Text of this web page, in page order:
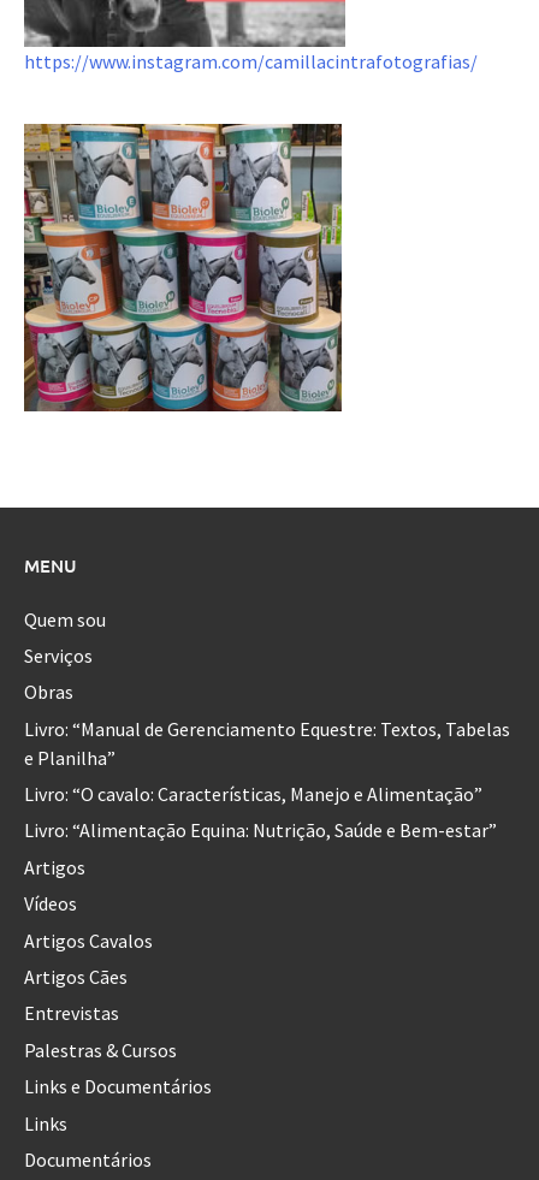
https://www.instagram.com/camillacintrafotografias/
MENU
Quem sou
Serviços
Obras
Livro: “Manual de Gerenciamento Equestre: Textos, Tabelas
e Planilha”
Livro: “O cavalo: Características, Manejo e Alimentação”
Livro: “Alimentação Equina: Nutrição, Saúde e Bem-estar”
Artigos
Vídeos
Artigos Cavalos
Artigos Cães
Entrevistas
Palestras & Cursos
Links e Documentários
Links
Documentários